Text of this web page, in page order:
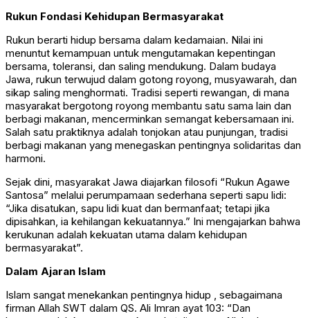
Rukun Fondasi Kehidupan Bermasyarakat
Rukun berarti hidup bersama dalam kedamaian. Nilai ini
menuntut kemampuan untuk mengutamakan kepentingan
bersama, toleransi, dan saling mendukung. Dalam budaya
Jawa, rukun terwujud dalam gotong royong, musyawarah, dan
sikap saling menghormati. Tradisi seperti rewangan, di mana
masyarakat bergotong royong membantu satu sama lain dan
berbagi makanan, mencerminkan semangat kebersamaan ini.
Salah satu praktiknya adalah tonjokan atau punjungan, tradisi
berbagi makanan yang menegaskan pentingnya solidaritas dan
harmoni.
Sejak dini, masyarakat Jawa diajarkan filosofi “Rukun Agawe
Santosa” melalui perumpamaan sederhana seperti sapu lidi:
“Jika disatukan, sapu lidi kuat dan bermanfaat; tetapi jika
dipisahkan, ia kehilangan kekuatannya.” Ini mengajarkan bahwa
kerukunan adalah kekuatan utama dalam kehidupan
bermasyarakat”.
Dalam Ajaran Islam
Islam sangat menekankan pentingnya hidup , sebagaimana
firman Allah SWT dalam QS. Ali Imran ayat 103: “Dan